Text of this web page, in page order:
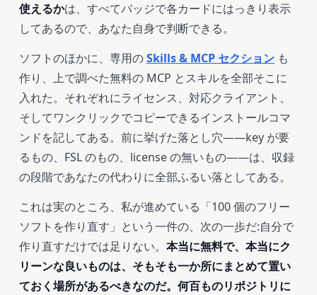
使えるかは、すべてバッジで各カードにはっきり表示
してあるので、あなた自身で判断できる。
ソフトのほかに、専用のSkills & MCP セクションも
作り、上で調べた無料の MCP とスキルを全部そこに
入れた。それぞれにライセンス、対応クライアント、
そしてワンクリックでコピーできるインストールコマ
ンドを記してある。前に挙げた落とし穴——key が要
るもの、FSL のもの、license の無いもの——は、収録
の段階であなたの代わりに全部ふるい落としてある。
これは実のところ、私が進めている「100 個のフリー
ソフトを作り直す」という一件の、次の一歩だ:自分で
作り直すだけでは足りない。 本当に無料で、本当にク
リーンな良いものは、そもそも一か所にまとめて置い
ておく場所があるべきなのだ。何百ものリポジトリに